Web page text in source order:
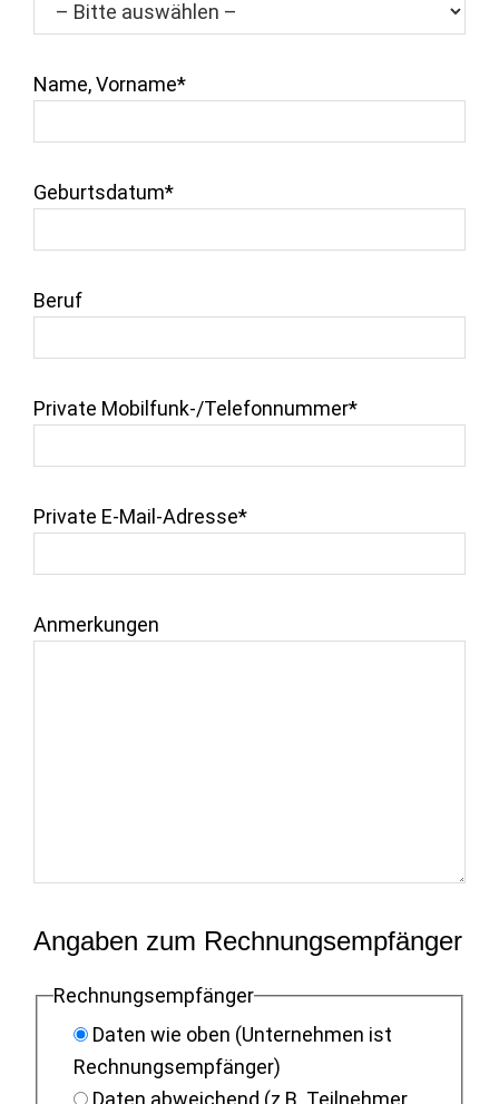
Name, Vorname*
Geburtsdatum*
Beruf
Private Mobilfunk-/Telefonnummer*
Private E-Mail-Adresse*
Anmerkungen
Angaben zum Rechnungsempfänger
Rechnungsempfänger
Daten wie oben (Unternehmen ist
Rechnungsempfänger)